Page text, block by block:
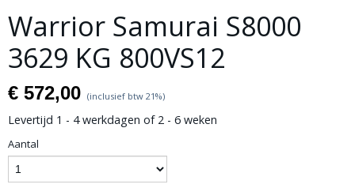
Warrior Samurai S8000
3629 KG 800VS12
€ 572,00 (inclusief btw 21%)
Levertijd 1 - 4 werkdagen of 2 - 6 weken
Aantal